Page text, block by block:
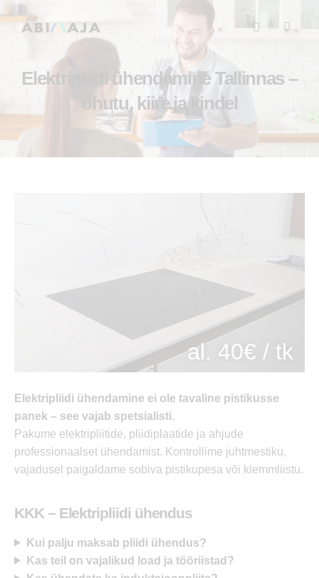
Elektripliidi ühendamine Tallinnas –
ohutu, kiire ja kindel
al. 40€ / tk
Elektripliidi ühendamine ei ole tavaline pistikusse
panek – see vajab spetsialisti.
Pakume elektripliitide, pliidiplaatide ja ahjude
professionaalset ühendamist. Kontrollime juhtmestiku,
vajadusel paigaldame sobiva pistikupesa või klemmliistu.
KKK – Elektripliidi ühendus
Kui palju maksab pliidi ühendus?
Kas teil on vajalikud load ja tööriistad?